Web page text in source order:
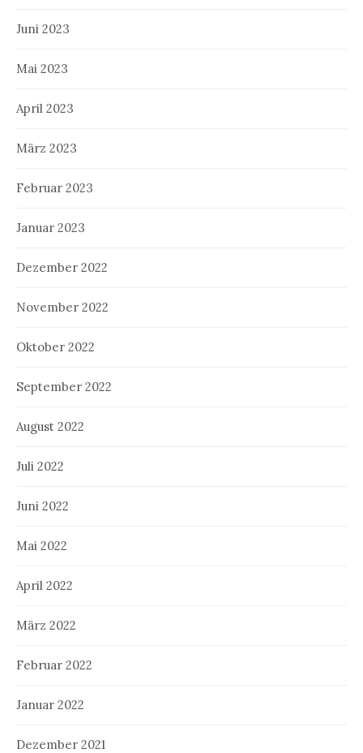
Juni 2023
Mai 2023
April 2023
März 2023
Februar 2023
Januar 2023
Dezember 2022
November 2022
Oktober 2022
September 2022
August 2022
Juli 2022
Juni 2022
Mai 2022
April 2022
März 2022
Februar 2022
Januar 2022
Dezember 2021